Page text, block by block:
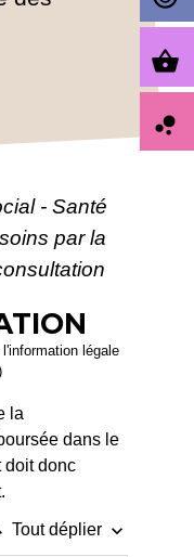
- Santé
par la
légale
la
dans le
doit donc
Tout déplier keyboard_arrow_down
shopping_basket
bubble_chart